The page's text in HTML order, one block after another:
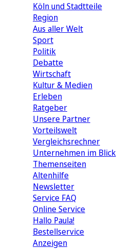
Köln und Stadtteile
Region
Aus aller Welt
Sport
Politik
Debatte
Wirtschaft
Kultur & Medien
Erleben
Ratgeber
Unsere Partner
Vorteilswelt
Vergleichsrechner
Unternehmen im Blick
Themenseiten
Altenhilfe
Newsletter
Service FAQ
Online Service
Hallo Paula!
Bestellservice
Anzeigen